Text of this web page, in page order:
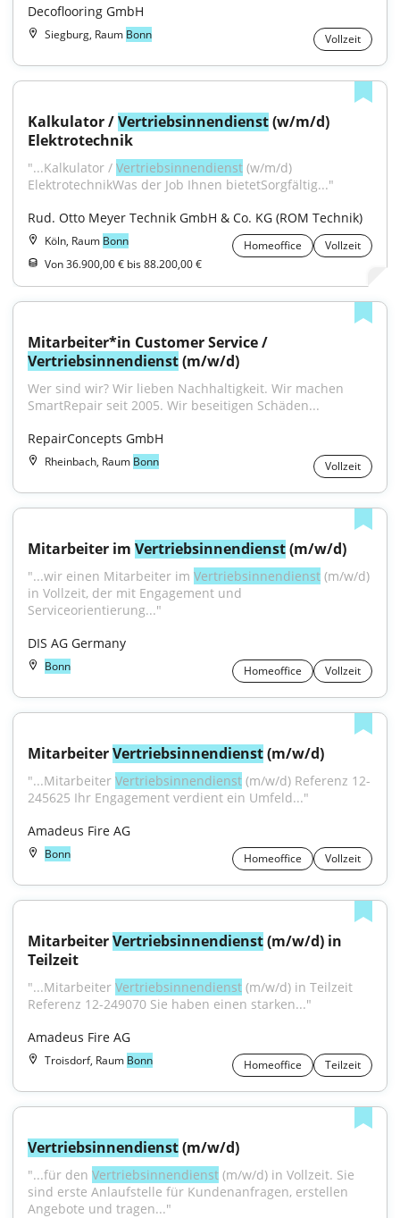
Decoflooring GmbH
Siegburg, Raum Bonn Vollzeit
Kalkulator / Vertriebsinnendienst (w/m/d)
Elektrotechnik
"...Kalkulator / Vertriebsinnendienst (w/m/d)
ElektrotechnikWas der Job Ihnen bietetSorgfältig..."
Rud. Otto Meyer Technik GmbH & Co. KG (ROM Technik)
Köln, Raum Bonn Homeoffice
Vollzeit
Von 36.900,00 € bis 88.200,00 €
Vertriebsinnendienst (m/w/d)
Wer sind wir? Wir lieben Nachhaltigkeit. Wir machen
SmartRepair seit 2005. Wir beseitigen Schäden...
RepairConcepts GmbH
Rheinbach, Raum Bonn Vollzeit
Mitarbeiter im Vertriebsinnendienst (m/w/d)
"...wir einen Mitarbeiter im Vertriebsinnendienst (m/w/d)
in Vollzeit, der mit Engagement und
Serviceorientierung..."
DIS AG Germany
Bonn Homeoffice Vollzeit
Mitarbeiter Vertriebsinnendienst (m/w/d)
"...Mitarbeiter Vertriebsinnendienst (m/w/d) Referenz 12-
245625 Ihr Engagement verdient ein Umfeld..."
Amadeus Fire AG
Bonn Homeoffice Vollzeit
Mitarbeiter Vertriebsinnendienst (m/w/d) in
Teilzeit
"...Mitarbeiter Vertriebsinnendienst (m/w/d) in Teilzeit
Referenz 12-249070 Sie haben einen starken..."
Amadeus Fire AG
Troisdorf, Raum Bonn Homeoffice Teilzeit
Vertriebsinnendienst (m/w/d)
"...für den Vertriebsinnendienst (m/w/d) in Vollzeit. Sie
sind erste Anlaufstelle für Kundenanfragen, erstellen
Angebote und tragen..."